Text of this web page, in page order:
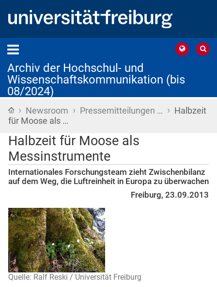
Archiv der Hochschul- und
Wissenschaftskommunikation (bis
08/2024)
Startseite
› Newsroom › Pressemitteilungen … › Halbzeit
für Moose als …
Halbzeit für Moose als
Messinstrumente
Internationales Forschungsteam zieht Zwischenbilanz
auf dem Weg, die Luftreinheit in Europa zu überwachen
Freiburg, 23.09.2013
Quelle: Ralf Reski / Universität Freiburg